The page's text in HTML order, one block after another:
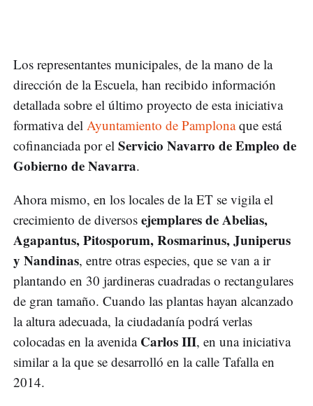
Los representantes municipales, de la mano de la
dirección de la Escuela, han recibido información
detallada sobre el último proyecto de esta iniciativa
formativa del Ayuntamiento de Pamplonaque está
cofinanciada por el Servicio Navarro de Empleo de
Gobierno de Navarra.
Ahora mismo, en los locales de la ET se vigila el
crecimiento de diversos ejemplares de Abelias,
Agapantus, Pitosporum, Rosmarinus, Juniperus
y Nandinas, entre otras especies, que se van a ir
plantando en 30 jardineras cuadradas o rectangulares
de gran tamaño. Cuando las plantas hayan alcanzado
la altura adecuada, la ciudadanía podrá verlas
colocadas en la avenida Carlos III, en una iniciativa
similar a la que se desarrolló en la calle Tafalla en
2014.